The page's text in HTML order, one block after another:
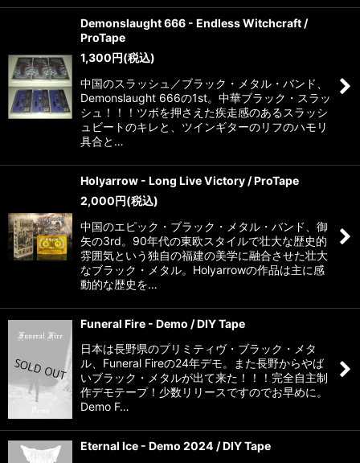
Demonslaught 666 - Endless Witchcraft /
ProTape
1,300円(税込)
中国のスラッシュ／ブラック・メタル・バンド、
Demonslaught 666の1st。中華ブラック・スラッ
シュ！！！ツボを押さえた疾走感のあるスラッシ
ュビートのキレと、ツインギターのリフのハモリ
具合と…
Holyarrow - Long Live Victory / ProTape
2,000円(税込)
中国のエピック・ブラック・メタル・バンド、御
矢の3rd。90年代の東欧スタイルで壮大な歴史的
雰囲気という独自の福建の美学に融合させた壮大
なブラック・メタル。Holyarrowの作品は主に感
動的な歴史を…
Funeral Fire - Demo / DIY Tape
日本は長野県のプリミティヴ・ブラック・メタ
ル、Funeral Fireの24年デモ。また長野からやば
いブラック・メタルが出て来た！！！完全自主制
作デモテープ！少数リリースですのでお早めに。
Demo F…
Eternal Ice - Demo 2024 / DIY Tape